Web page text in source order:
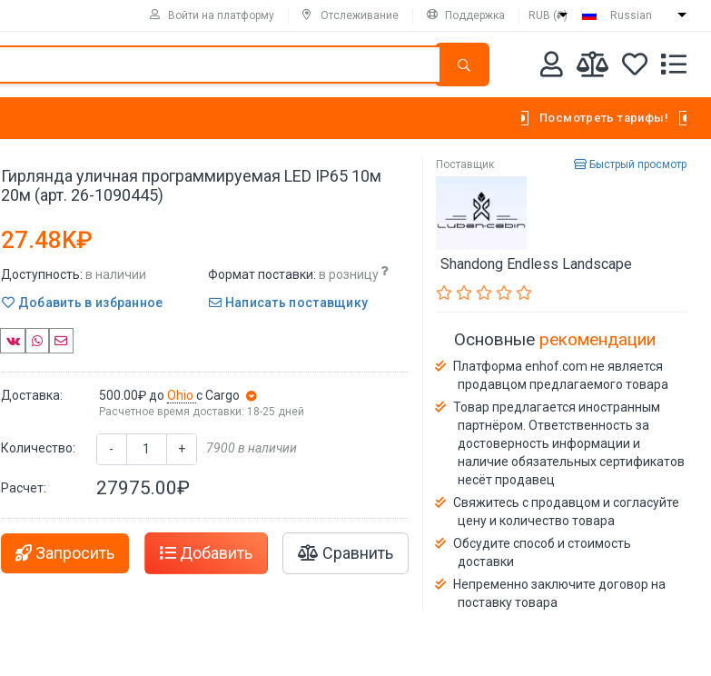
Войти на платформу Отслеживание Поддержка RUB (₽) Russian
Посмотреть тарифы!
Гирлянда уличная программируемая LED IP65 10м
20м (арт. 26-1090445)
27.48K₽
Доступность: в наличии Формат поставки: в розницу
Добавить в избранное
Написать поставщику
Доставка: 500.00₽ доOhioс Cargo
Расчетное время доставки: 18-25 дней
Количество: - + 7900 в наличии
Расчет: 27975.00₽
Запросить Добавить Сравнить
Поставщик Быстрый просмотр
Shandong Endless Landscape
Основные рекомендации
Платформа enhof.com не является
продавцом предлагаемого товара
Товар предлагается иностранным
партнёром. Ответственность за
достоверность информации и
наличие обязательных сертификатов
несёт продавец
Свяжитесь с продавцом и согласуйте
цену и количество товара
Обсудите способ и стоимость
доставки
Непременно заключите договор на
поставку товара